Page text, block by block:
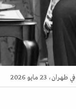
مايو 2026